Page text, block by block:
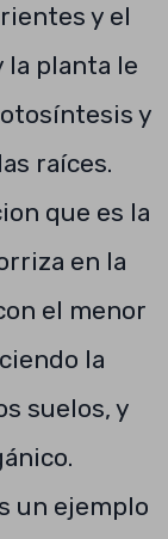
y el
la planta le
y
raíces.
que es la
en la
el menor
la
suelos, y
un ejemplo